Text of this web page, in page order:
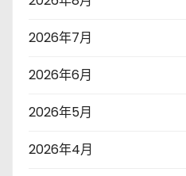
2026年7月
2026年6月
2026年5月
2026年4月